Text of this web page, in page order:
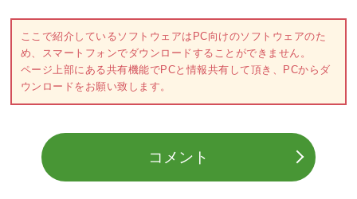
ここで紹介しているソフトウェアはPC向けのソフトウェアのた
め、スマートフォンでダウンロードすることができません。
ページ上部にある共有機能でPCと情報共有して頂き、PCからダ
ウンロードをお願い致します。
コメント